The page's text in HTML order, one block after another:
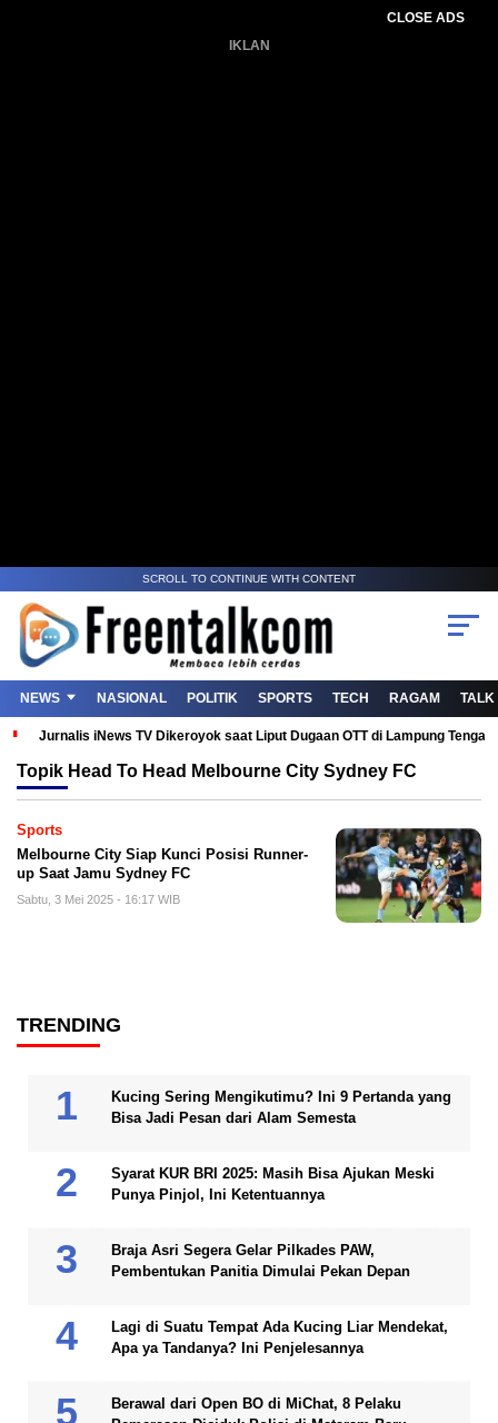
CLOSE ADS
IKLAN
SCROLL TO CONTINUE WITH CONTENT
NEWS NASIONAL POLITIK SPORTS TECH RAGAM TALK
Jurnalis iNews TV Dikeroyok saat Liput Dugaan OTT di Lampung
Topik Head To Head Melbourne City Sydney FC
Sports
Melbourne City Siap Kunci Posisi Runner-
up Saat Jamu Sydney FC
Sabtu, 3 Mei 2025 - 16:17 WIB
TRENDING
Kucing Sering Mengikutimu? Ini 9 Pertanda yang
Bisa Jadi Pesan dari Alam Semesta
Syarat KUR BRI 2025: Masih Bisa Ajukan Meski
Punya Pinjol, Ini Ketentuannya
Braja Asri Segera Gelar Pilkades PAW,
Pembentukan Panitia Dimulai Pekan Depan
Lagi di Suatu Tempat Ada Kucing Liar Mendekat,
Apa ya Tandanya? Ini Penjelesannya
Berawal dari Open BO di MiChat, 8 Pelaku